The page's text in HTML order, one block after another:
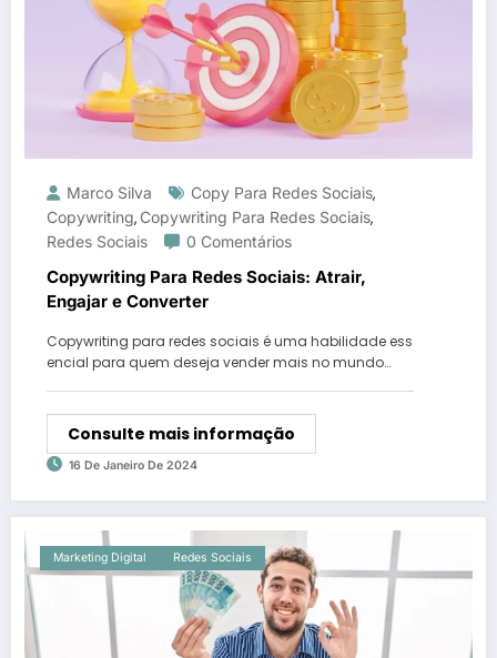
Marco Silva Copy Para Redes Sociais,
Copywriting, Copywriting Para Redes Sociais,
Redes Sociais
0 Comentários
Copywriting Para Redes Sociais: Atrair,
Engajar e Converter
Copywriting para redes sociais é uma habilidade ess
encial para quem deseja vender mais no mundo…
Consulte mais informação
16 De Janeiro De 2024
Marketing Digital Redes Sociais